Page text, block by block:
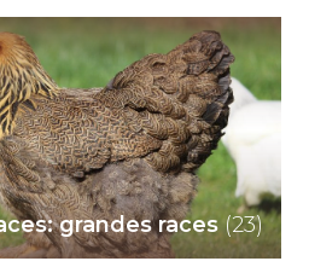
grandes races(23)